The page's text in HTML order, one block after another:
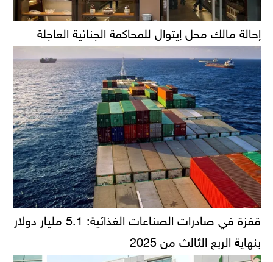
إحالة مالك محل إيتوال للمحاكمة الجنائية العاجلة
قفزة في صادرات الصناعات الغذائية: 5.1 مليار دولار
بنهاية الربع الثالث من 2025